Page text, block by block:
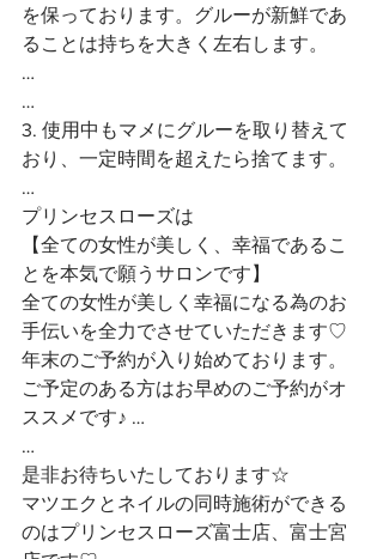
を保っております。グルーが新鮮であ
ることは持ちを大きく左右します。
…
…
3. 使用中もマメにグルーを取り替えて
おり、一定時間を超えたら捨てます。
…
プリンセスローズは
【全ての女性が美しく、幸福であるこ
とを本気で願うサロンです】
全ての女性が美しく幸福になる為のお
手伝いを全力でさせていただきます♡
年末のご予約が入り始めております。
ご予定のある方はお早めのご予約がオ
ススメです♪ …
…
是非お待ちいたしております☆
マツエクとネイルの同時施術ができる
のはプリンセスローズ富士店、富士宮